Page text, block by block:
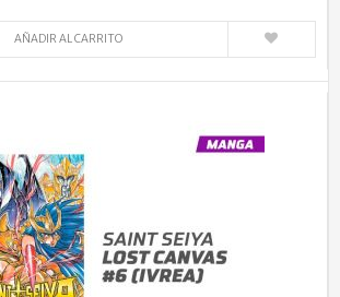
AÑADIR AL CARRITO